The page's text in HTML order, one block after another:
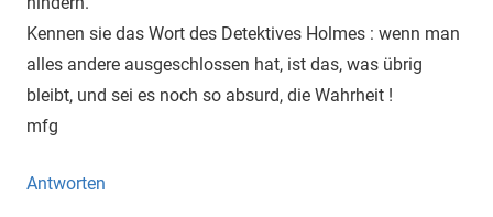
Kennen sie das Wort des Detektives Holmes : wenn man
alles andere ausgeschlossen hat, ist das, was übrig
bleibt, und sei es noch so absurd, die Wahrheit !
mfg
Antworten